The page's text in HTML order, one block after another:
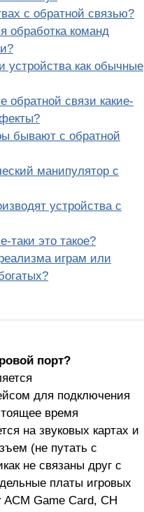
с обратной связью?
обработка команд
устройства как обычные
обратной связи какие-
бывают с обратной
манипулятор с
устройства с
таки это такое?
играм или
порт?
для подключения
время
на звуковых картах и
(не путать с
не связаны друг с
платы игровых
ACM Game Card, CH